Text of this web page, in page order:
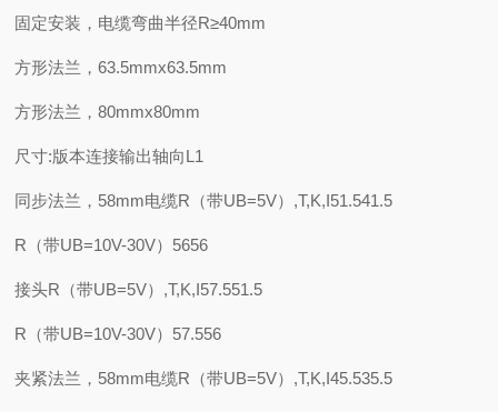
固定安装，电缆弯曲半径R≥40mm
方形法兰，63.5mmx63.5mm
方形法兰，80mmx80mm
尺寸:版本连接输出轴向L1
同步法兰，58mm电缆R（带UB=5V）,T,K,I51.541.5
R（带UB=10V-30V）5656
接头R（带UB=5V）,T,K,I57.551.5
R（带UB=10V-30V）57.556
夹紧法兰，58mm电缆R（带UB=5V）,T,K,I45.535.5